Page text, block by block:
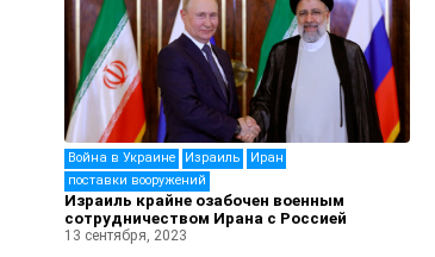
Война в Украине Израиль
Иран
поставки вооружений
Израиль крайне озабочен военным
сотрудничеством Ирана с Россией
13 сентября, 2023